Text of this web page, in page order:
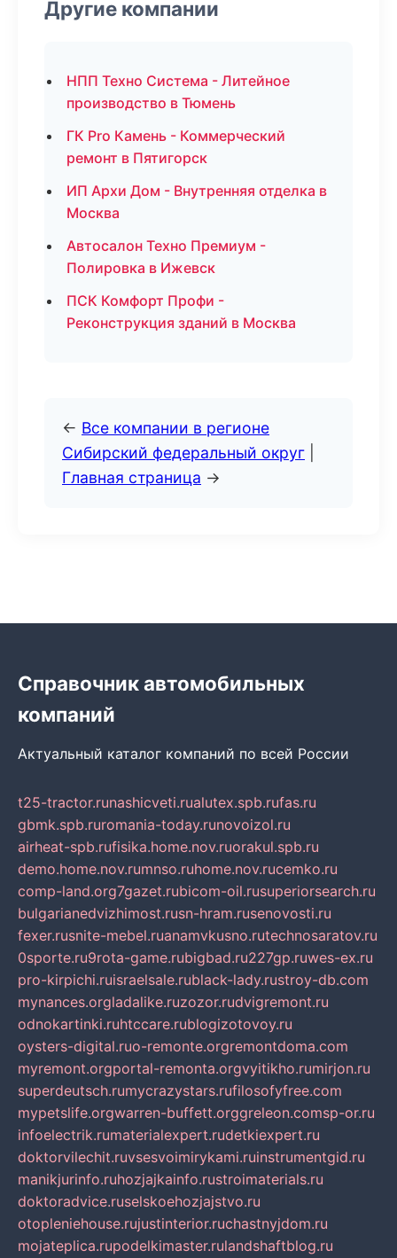
Другие компании
НПП Техно Система - Литейное
производство в Тюмень
ГК Pro Камень - Коммерческий
ремонт в Пятигорск
ИП Архи Дом - Внутренняя отделка в
Москва
Автосалон Техно Премиум -
Полировка в Ижевск
ПСК Комфорт Профи -
Реконструкция зданий в Москва
← Все компании в регионе
Сибирский федеральный округ
Главная страница →
Справочник автомобильных
компаний
Актуальный каталог компаний по всей России
t25-tractor.runashicveti.rualutex.spb.rufas.ru
gbmk.spb.ruromania-today.runovoizol.ru
airheat-spb.rufisika.home.nov.ruorakul.spb.ru
demo.home.nov.rumnso.ruhome.nov.rucemko.ru
comp-land.org7gazet.rubicom-oil.rusuperiorsearch.ru
bulgarianedvizhimost.rusn-hram.rusenovosti.ru
fexer.rusnite-mebel.ruanamvkusno.rutechnosaratov.ru
0sporte.ru9rota-game.rubigbad.ru227gp.ruwes-ex.ru
pro-kirpichi.ruisraelsale.rublack-lady.rustroy-db.com
mynances.orgladalike.ruzozor.rudvigremont.ru
odnokartinki.ruhtccare.rublogizotovoy.ru
oysters-digital.ruo-remonte.orgremontdoma.com
myremont.orgportal-remonta.orgvyitikho.rumirjon.ru
superdeutsch.rumycrazystars.rufilosofyfree.com
mypetslife.orgwarren-buffett.orggreleon.comsp-or.ru
infoelectrik.rumaterialexpert.rudetkiexpert.ru
doktorvilechit.ruvsesvoimirykami.ruinstrumentgid.ru
manikjurinfo.ruhozjajkainfo.rustroimaterials.ru
doktoradvice.ruselskoehozjajstvo.ru
otopleniehouse.rujustinterior.ruchastnyjdom.ru
mojateplica.rupodelkimaster.rulandshaftblog.ru